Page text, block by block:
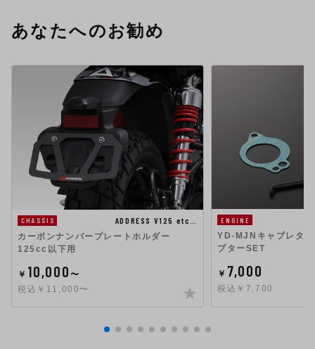
あなたへのお勧め
CHASSIS
ADDRESS V125 etc…
カーボンナンバープレートホルダー
125cc以下用
￥ 10,000〜
税込￥11,000〜
ENGINE
YD-MJNキャブレタ
プターSET
￥ 7,000
税込￥7,700